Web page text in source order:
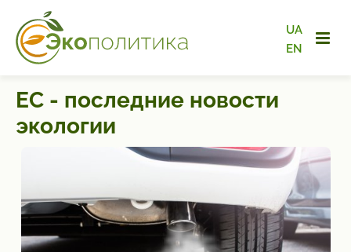
UA
EN
ЕС - последние новости
экологии